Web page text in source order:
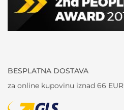
BESPLATNA DOSTAVA
za online kupovinu iznad 66 EUR